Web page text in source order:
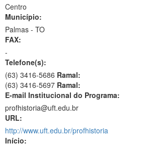
Centro
Município:
Palmas - TO
FAX:
-
Telefone(s):
(63) 3416-5686 Ramal:
(63) 3416-5697 Ramal:
E-mail Institucional do Programa:
profhistoria@uft.edu.br
URL:
http://www.uft.edu.br/profhistoria
Início: